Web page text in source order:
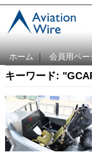
ホーム 会員用ペー
キーワード: